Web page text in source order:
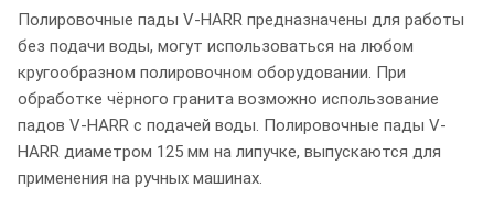
Полировочные пады V-HARR предназначены для работы
без подачи воды, могут использоваться на любом
кругообразном полировочном оборудовании. При
обработке чёрного гранита возможно использование
падов V-HARR с подачей воды. Полировочные пады V-
HARR диаметром 125 мм на липучке, выпускаются для
применения на ручных машинах.